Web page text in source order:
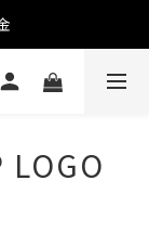
LOGO